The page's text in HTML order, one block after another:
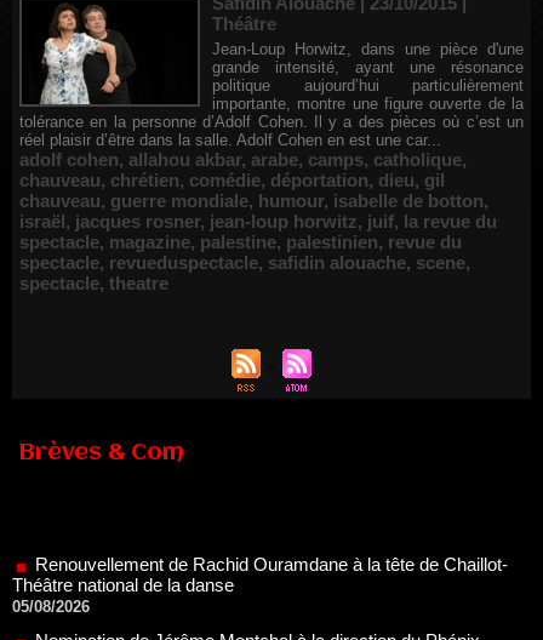
Théâtre
Jean-Loup Horwitz, dans une pièce d'une
grande intensité, ayant une résonance
politique aujourd’hui particulièrement
importante, montre une figure ouverte de la
tolérance en la personne d’Adolf Cohen. Il y a des pièces où c’est un
réel plaisir d’être dans la salle. Adolf Cohen en est une car...
adolf cohen, allahou akbar, arabe, camps, catholique,
chauveau, chrétien, comédie, déportation, dieu, gil
chauveau, guerre mondiale, humour, isabelle de botton,
israël, jacques rosner, jean-loup horwitz, juif, la revue du
spectacle, magazine, palestine, palestinien, revue du
spectacle, revueduspectacle, safidin alouache, scene,
spectacle, theatre
Brèves & Com
05/08/2026
Nomination de Jérôme Montchal à la direction du Phénix,
Scène nationale de Valenciennes Métropole
22/07/2026